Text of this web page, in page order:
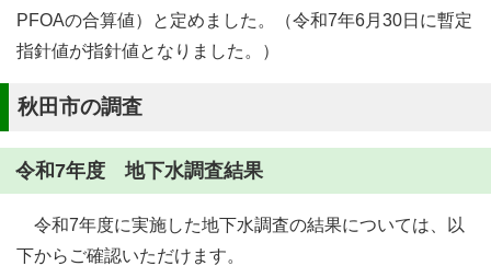
PFOAの合算値）と定めました。（令和7年6月30日に暫定
指針値が指針値となりました。）
秋田市の調査
令和7年度 地下水調査結果
令和7年度に実施した地下水調査の結果については、以
下からご確認いただけます。